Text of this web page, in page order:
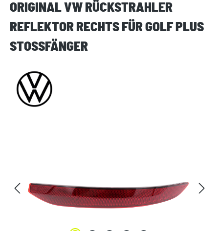
ORIGINAL VW RÜCKSTRAHLER
REFLEKTOR RECHTS FÜR GOLF PLUS
STOSSFÄNGER